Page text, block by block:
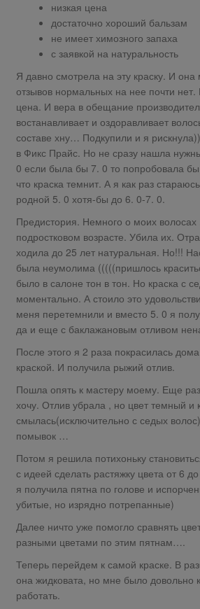
низкая цена
достаточно хороший бальзам
не имеет химозного запаха
с заявкой на натуральность
Я давно смотрела на эту краску. И
отзывов нормальных на нее почти
цена. И вера в обещание
востанавливает и оздоравливает
составе хну… Подкупили и я
в Фикс Прайс. Но не сразу нашла
0 если была бы 7. 0 то попробовала
что краска темнит. А я как раз
родной 5. 0 хотя-бы до 6. 0-7. 0.
Предистория. Немного о моих волосах
подростковом возрасте. Убила их.
ходила до 25 лет натуральная. Но!!!
была неумолима (((((пришлось
было в салоне тон в тон. Но краска с
моментально. А стоило это
меня перетемнили и вместо 5. 0 я
да и еще с баклажановым отливом
После этого я 2 раза покрасилась
краской. И получила рыжий отлив.
Пошла опять к мастеру моему. Еще
хочу. Отлив убрала , но цвет темный и
смылась(исключительно с седых
помывок …
Потом я решила потихоньку
с идеей сделать растяжку цвета от 6
я получила пятна по голове и
убитые, но изрядно потрепанные)
Далее ничто уже помогло сравнять
разными цветами по этим пятнам….
Теперь перейдем к самой краске. В
она жидковата, но мне было довольно
работать.